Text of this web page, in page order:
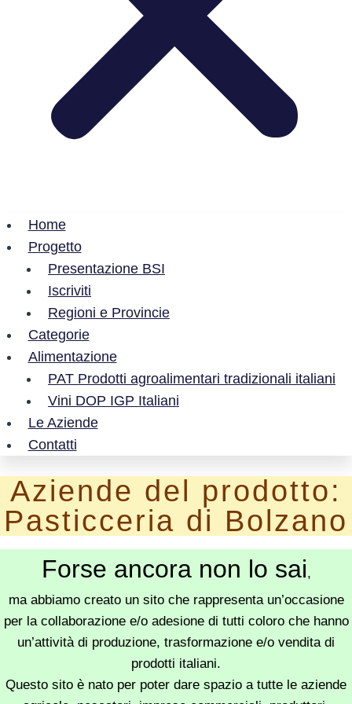
Home
Progetto
Presentazione BSI
Iscriviti
Regioni e Provincie
Categorie
Alimentazione
PAT Prodotti agroalimentari tradizionali italiani
Vini DOP IGP Italiani
Le Aziende
Contatti
Aziende del prodotto:
Pasticceria di Bolzano
Forse ancora non lo sai,
ma abbiamo creato un sito che rappresenta un’occasione
per la collaborazione e/o adesione di tutti coloro che hanno
un’attività di produzione, trasformazione e/o vendita di
prodotti italiani.
Questo sito è nato per poter dare spazio a tutte le aziende